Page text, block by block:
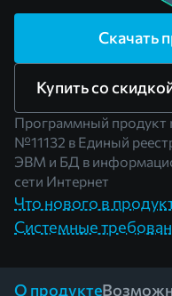
Скачать
Купить со
Программный продукт
№11132 в Единый
ЭВМ и БД в
сети Интернет
Что нового в
Системные
О продукте